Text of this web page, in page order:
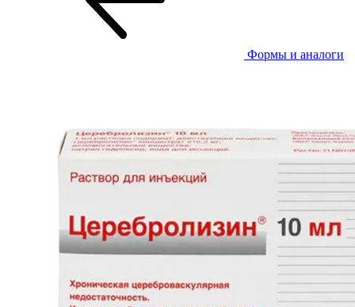
Формы и аналоги